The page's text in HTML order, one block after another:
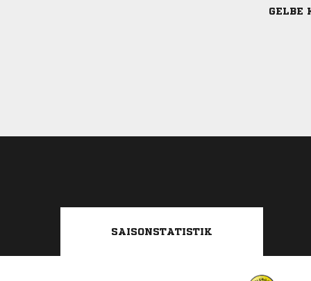
GELBE
SAISONSTATISTIK